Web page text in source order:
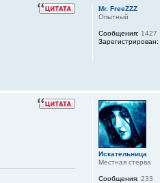
Mr. FreeZZZ
Опытный
Сообщения: 1427
Зарегистрирован:
Искательница
Местная стерва
Сообщения: 233